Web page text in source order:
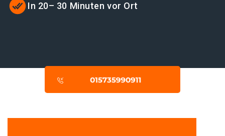
In 20– 30 Minuten vor Ort